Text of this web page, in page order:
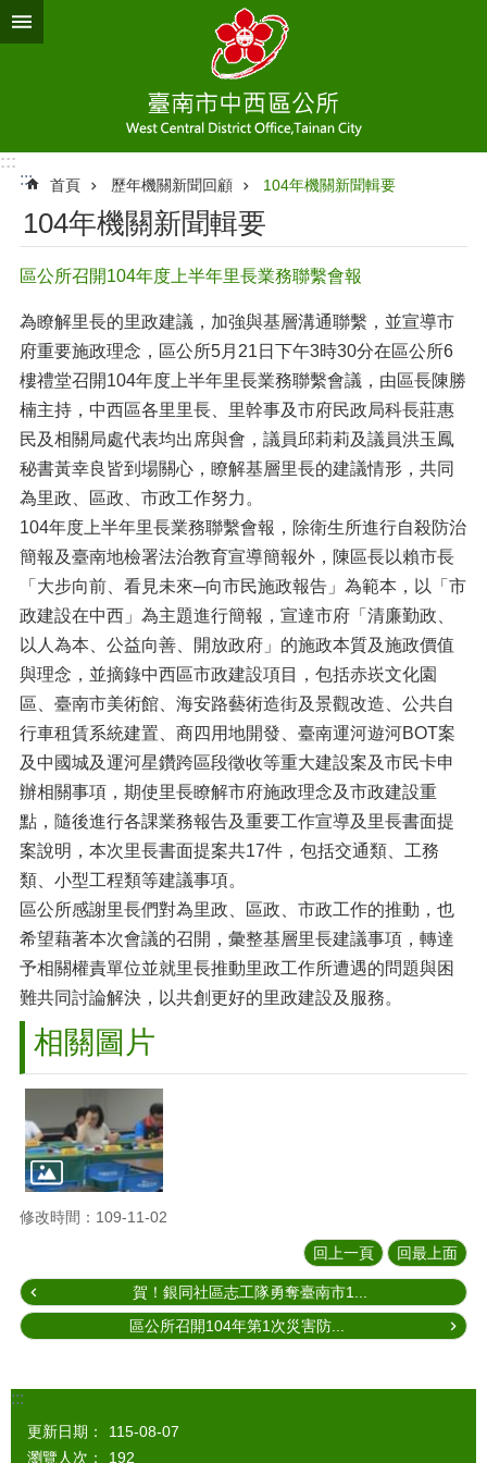
跳到主要內容區塊
:::
:::
首頁 歷年機關新聞回顧 104年機關新聞輯要
104年機關新聞輯要
區公所召開104年度上半年里長業務聯繫會報
為瞭解里長的里政建議，加強與基層溝通聯繫，並宣導市
府重要施政理念，區公所5月21日下午3時30分在區公所6
樓禮堂召開104年度上半年里長業務聯繫會議，由區長陳勝
楠主持，中西區各里里長、里幹事及市府民政局科長莊惠
民及相關局處代表均出席與會，議員邱莉莉及議員洪玉鳳
秘書黃幸良皆到場關心，瞭解基層里長的建議情形，共同
為里政、區政、市政工作努力。
104年度上半年里長業務聯繫會報，除衛生所進行自殺防治
簡報及臺南地檢署法治教育宣導簡報外，陳區長以賴市長
「大步向前、看見未來─向市民施政報告」為範本，以「市
政建設在中西」為主題進行簡報，宣達市府「清廉勤政、
以人為本、公益向善、開放政府」的施政本質及施政價值
與理念，並摘錄中西區市政建設項目，包括赤崁文化園
區、臺南市美術館、海安路藝術造街及景觀改造、公共自
行車租賃系統建置、商四用地開發、臺南運河遊河BOT案
及中國城及運河星鑽跨區段徵收等重大建設案及市民卡申
辦相關事項，期使里長瞭解市府施政理念及市政建設重
點，隨後進行各課業務報告及重要工作宣導及里長書面提
案說明，本次里長書面提案共17件，包括交通類、工務
類、小型工程類等建議事項。
區公所感謝里長們對為里政、區政、市政工作的推動，也
希望藉著本次會議的召開，彙整基層里長建議事項，轉達
予相關權責單位並就里長推動里政工作所遭遇的問題與困
難共同討論解決，以共創更好的里政建設及服務。
相關圖片
修改時間：109-11-02
回上一頁 回最上面
賀！銀同社區志工隊勇奪臺南市1...
區公所召開104年第1次災害防...
:::
更新日期：
115-08-07
瀏覽人次：
192